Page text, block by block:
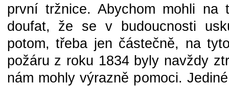
první tržnice. Abychom mohli na
doufat, že se v budoucnosti
potom, třeba jen částečně, na
požáru z roku 1834 byly navždy
nám mohly výrazně pomoci.